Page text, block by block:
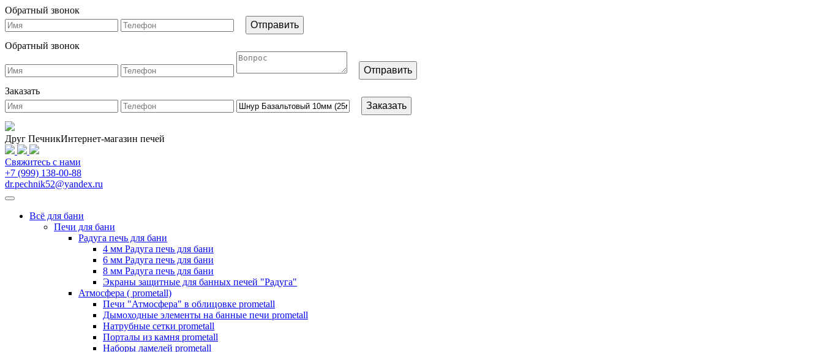
Обратный звонок
Обратный звонок
Заказать
Друг ПечникИнтернет-магазин печей
Свяжитесь с нами
+7 (999) 138-00-88
dr.pechnik52@yandex.ru
Всё для бани
Печи для бани
Радуга печь для бани
4 мм Радуга печь для бани
6 мм Радуга печь для бани
8 мм Радуга печь для бани
Экраны защитные для банных печей "Радуга"
Атмосфера ( prometall)
Печи "Атмосфера" в облицовке prometall
Дымоходные элементы на банные печи prometall
Натрубные сетки prometall
Порталы из камня prometall
Наборы ламелей prometall